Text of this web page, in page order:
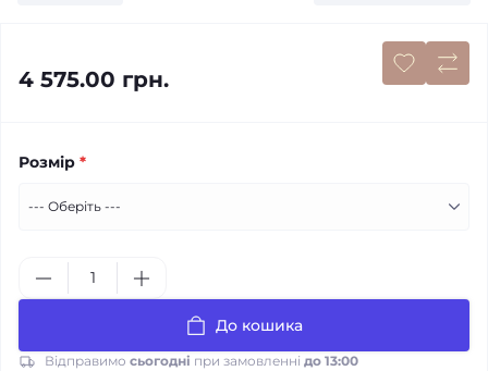
4 575.00 грн.
Розмір *
До кошика
Відправимо сьогодні при замовленні до 13:00